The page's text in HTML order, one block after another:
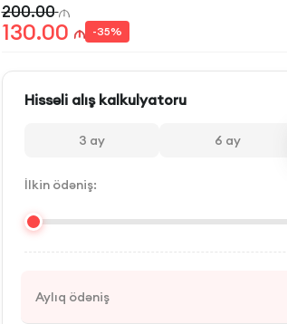
200.00
130.00 -35%
Hissəli alış kalkulyatoru
3 ay 6 ay
İlkin ödəniş:
Aylıq ödəniş